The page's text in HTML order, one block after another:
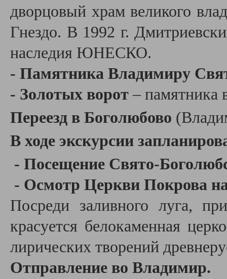
дворцовый храм великого
Гнездо. В 1992 г.
наследия ЮНЕСКО.
- Памятника Владимиру
- Золотых ворот– памятника
Переезд в Боголюбово
В ходе экскурсии
- Посещение Свято-
- Осмотр Церкви Покрова
Посреди заливного луга,
красуется белокаменная
лирических творений
Отправление во Владимир.